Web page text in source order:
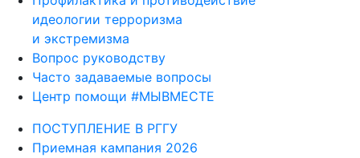
идеологии терроризма
и экстремизма
Вопрос руководству
Часто задаваемые вопросы
Центр помощи #МЫВМЕСТЕ
ПОСТУПЛЕНИЕ В РГГУ
Приемная кампания 2026